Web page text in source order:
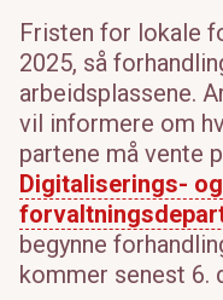
Fristen for lokale
2025, så
arbeidsplassene.
vil informere om
partene må vente
Digitaliserings- og
begynne
kommer senest 6.